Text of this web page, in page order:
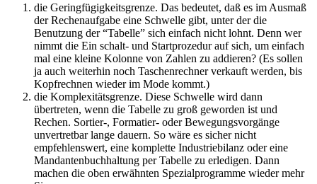
die Geringfügigkeitsgrenze. Das bedeutet, daß es im Ausmaß
der Rechenaufgabe eine Schwelle gibt, unter der die
Benutzung der “Tabelle” sich einfach nicht lohnt. Denn wer
nimmt die Ein schalt- und Startprozedur auf sich, um einfach
mal eine kleine Kolonne von Zahlen zu addieren? (Es sollen
ja auch weiterhin noch Taschenrechner verkauft werden, bis
Kopfrechnen wieder im Mode kommt.)
die Komplexitätsgrenze. Diese Schwelle wird dann
übertreten, wenn die Tabelle zu groß geworden ist und
Rechen. Sortier-, Formatier- oder Bewegungsvorgänge
unvertretbar lange dauern. So wäre es sicher nicht
empfehlenswert, eine komplette Industriebilanz oder eine
Mandantenbuchhaltung per Tabelle zu erledigen. Dann
machen die oben erwähnten Spezialprogramme wieder mehr